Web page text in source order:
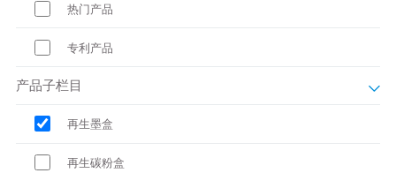
热门产品
专利产品
产品子栏目
再生墨盒
再生碳粉盒